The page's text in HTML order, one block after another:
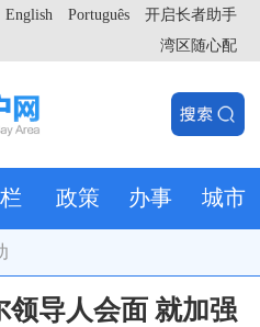
开启长者助手
Português
English
湾区随心配
政策 办事 城市
领导人会面 就加强